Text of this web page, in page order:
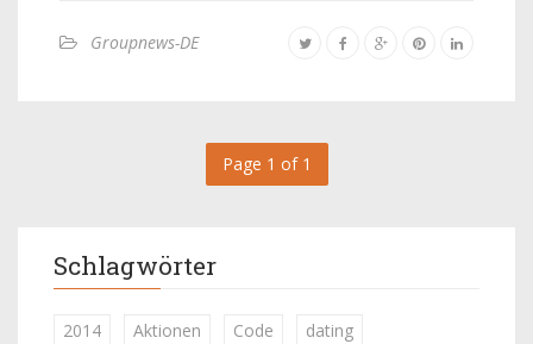
Groupnews-DE
Page 1 of 1
Schlagwörter
2014 Aktionen Code
dating